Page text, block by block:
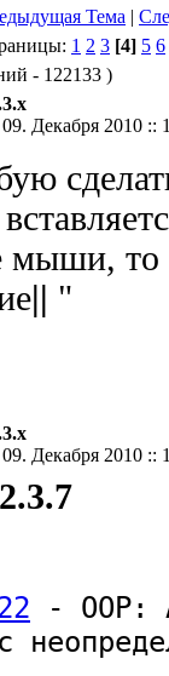
Тема |
1 2 3 [4] 5 6
- 122133 )
09. Декабря 2010 ::
мыши, то
|| "
09. Декабря 2010 ::
- OOP: